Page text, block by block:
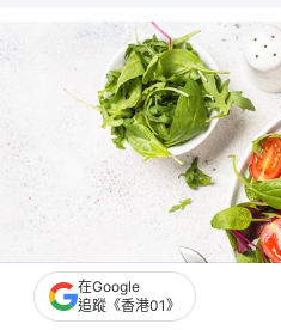
在Google
追蹤《香港01》